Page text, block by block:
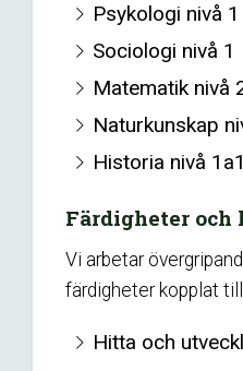
Psykologi nivå 1
Sociologi nivå 1
Matematik nivå
Naturkunskap
Historia nivå 1a1
Färdigheter och
Vi arbetar
färdigheter kopplat
Hitta och